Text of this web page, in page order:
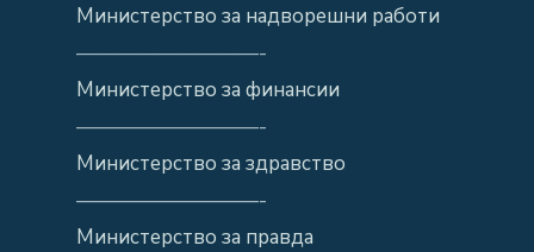
Министерство за надворешни работи
—————————-
Министерство за финансии
—————————-
Министерство за здравство
—————————-
Министерство за правда